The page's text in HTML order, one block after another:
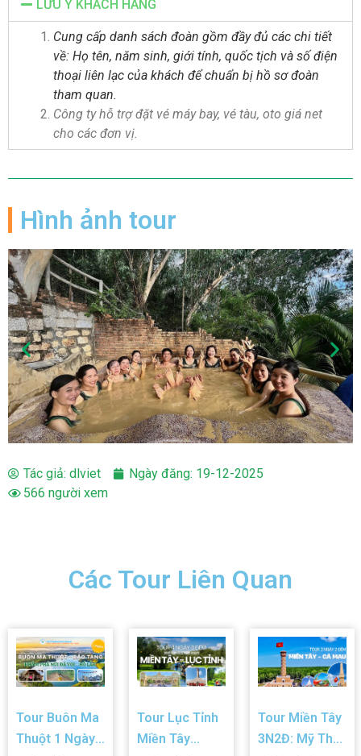
LƯU Ý KHÁCH HÀNG
Cung cấp danh sách đoàn gồm đầy đủ các chi tiết
về: Họ tên, năm sinh, giới tính, quốc tịch và số điện
thoại liên lạc của khách để chuẩn bị hồ sơ đoàn
tham quan.
Công ty hỗ trợ đặt vé máy bay, vé tàu, oto giá net
cho các đơn vị.
Hình ảnh tour
Tác giả: dlviet Ngày đăng: 19-12-2025
566 người xem
Các Tour Liên Quan
Tour Buôn Ma
Thuột 1 Ngày:
Tour Lục Tỉnh
Miền Tây
Tour Miền Tây
3N2Đ: Mỹ Tho